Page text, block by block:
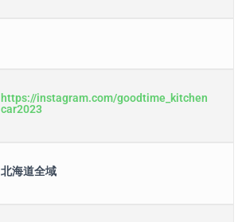
https://instagram.com/goodtime_kitchen
car2023
北海道全域